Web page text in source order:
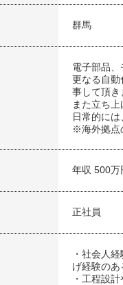
群馬
電子部品、
更なる自動
事して頂き
また立ち
日常的に
※海外拠点
年収 500万
正社員
・社会人
げ経験のあ
・工程設